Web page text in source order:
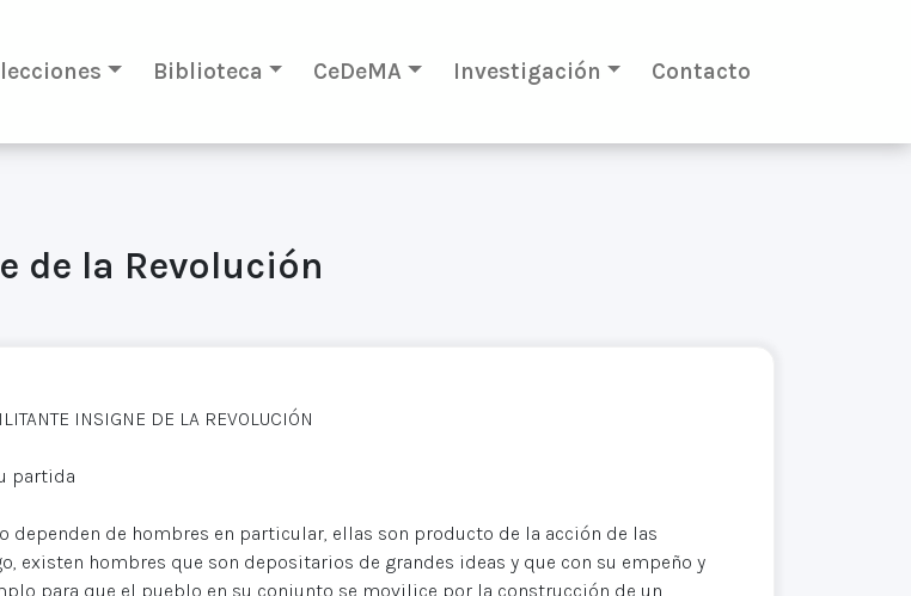
Biblioteca CeDeMA Investigación Contacto
de la Revolución
INSIGNE DE LA REVOLUCIÓN
partida
dependen de hombres en particular, ellas son producto de la acción de las
existen hombres que son depositarios de grandes ideas y que con su empeño y
para que el pueblo en su conjunto se movilice por la construcción de un